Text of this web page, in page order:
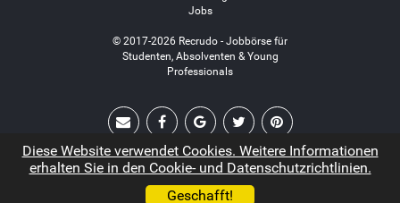
Jobs
© 2017-2026 Recrudo - Jobbörse für
Studenten, Absolventen & Young
Professionals
Diese Website verwendet Cookies. Weitere Informationen
erhalten Sie in den Cookie- und Datenschutzrichtlinien.
Geschafft!